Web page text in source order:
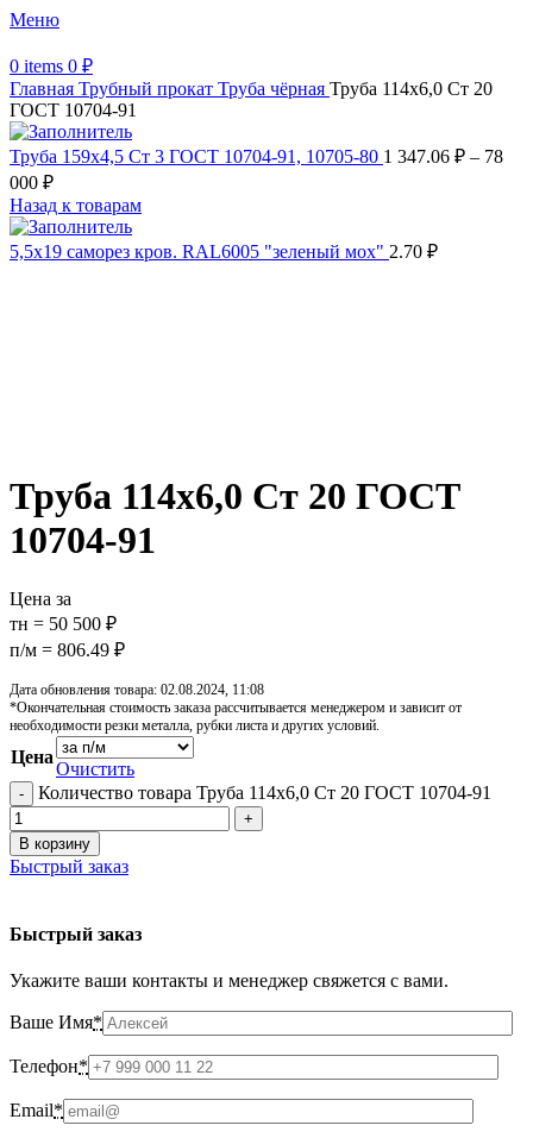
Меню
0 items 0 ₽
Главная Трубный прокат Труба чёрная Труба 114х6,0 Ст 20
ГОСТ 10704-91
Труба 159х4,5 Ст 3 ГОСТ 10704-91, 10705-80 1 347.06 ₽ – 78
000 ₽
Назад к товарам
5,5х19 cаморез кров. RAL6005 "зеленый мох" 2.70 ₽
Труба 114х6,0 Ст 20 ГОСТ
10704-91
Цена за
тн = 50 500 ₽
п/м = 806.49 ₽
Дата обновления товара: 02.08.2024, 11:08
*Окончательная стоимость заказа рассчитывается менеджером и зависит от
необходимости резки металла, рубки листа и других условий.
Цена
Очистить
Количество товара Труба 114х6,0 Ст 20 ГОСТ 10704-91
В корзину
Быстрый заказ
Быстрый заказ
Укажите ваши контакты и менеджер свяжется с вами.
Ваше Имя*
Телефон*
Email*